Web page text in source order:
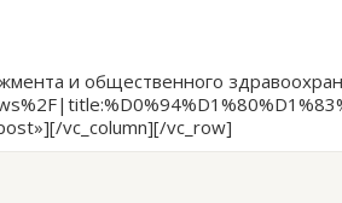
и общественного
vc_column][/vc_row]